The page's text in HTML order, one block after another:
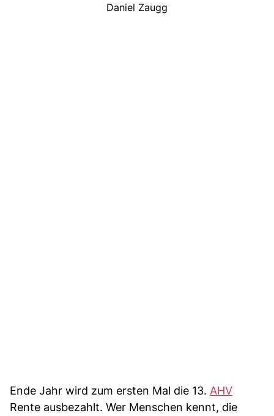
Daniel Zaugg
Ende Jahr wird zum ersten Mal die 13. AHV
Rente ausbezahlt. Wer Menschen kennt, die